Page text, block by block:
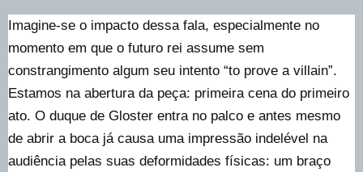
Imagine-se o impacto dessa fala, especialmente no
momento em que o futuro rei assume sem
constrangimento algum seu intento “to prove a villain”.
Estamos na abertura da peça: primeira cena do primeiro
ato. O duque de Gloster entra no palco e antes mesmo
de abrir a boca já causa uma impressão indelével na
audiência pelas suas deformidades físicas: um braço